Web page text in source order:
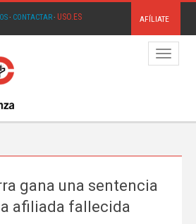
· CONTACTAR· USO.ES AFÍLIATE
Menú
gana una sentencia
afiliada fallecida